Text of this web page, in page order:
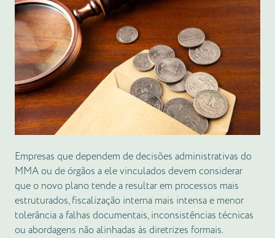
Empresas que dependem de decisões administrativas do
MMA ou de órgãos a ele vinculados devem considerar
que o novo plano tende a resultar em processos mais
estruturados, fiscalização interna mais intensa e menor
tolerância a falhas documentais, inconsistências técnicas
ou abordagens não alinhadas às diretrizes formais.